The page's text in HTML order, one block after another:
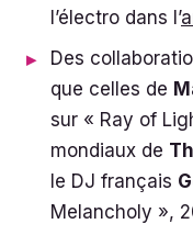
l’électro dans l’
Des
que celles de
sur « Ray of
mondiaux de
le DJ français
Melancholy »,